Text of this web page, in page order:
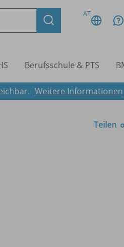
AT
Berufsschule & PTS
Weitere Informationen
Teilen